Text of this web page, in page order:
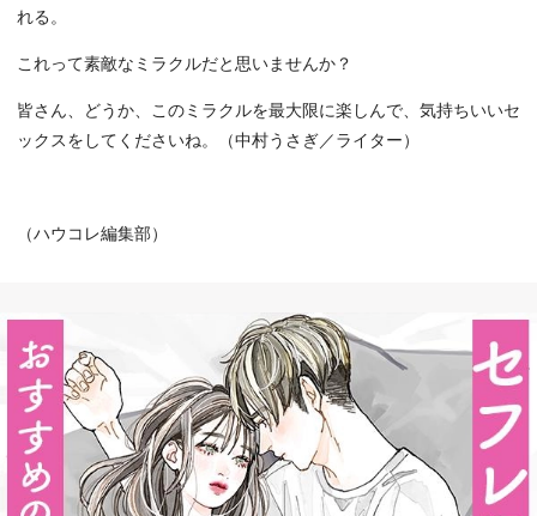
れる。
これって素敵なミラクルだと思いませんか？
皆さん、どうか、このミラクルを最大限に楽しんで、気持ちいいセ
ックスをしてくださいね。（中村うさぎ／ライター）
（ハウコレ編集部）